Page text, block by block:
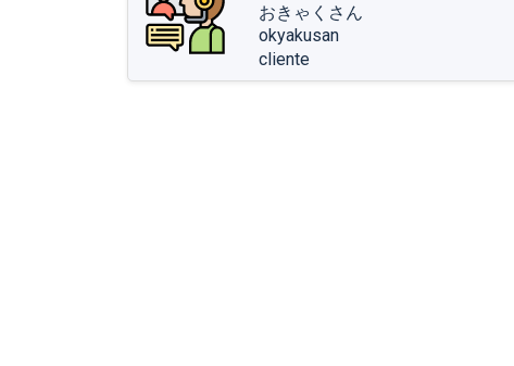
おきゃくさん
okyakusan
cliente